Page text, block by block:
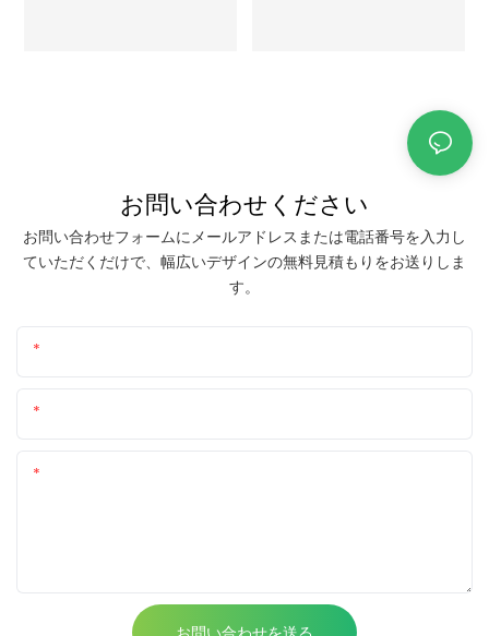
お問い合わせください
お問い合わせフォームにメールアドレスまたは電話番号を入力し
ていただくだけで、幅広いデザインの無料見積もりをお送りしま
す。